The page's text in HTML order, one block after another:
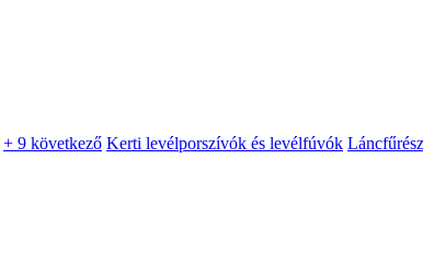
+ 9 következő Kerti levélporszívók és levélfúvók